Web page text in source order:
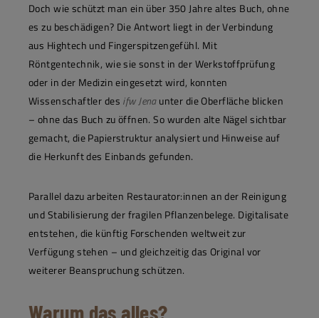
Doch wie schützt man ein über 350 Jahre altes Buch, ohne
es zu beschädigen? Die Antwort liegt in der Verbindung
aus Hightech und Fingerspitzengefühl. Mit
Röntgentechnik, wie sie sonst in der Werkstoffprüfung
oder in der Medizin eingesetzt wird, konnten
Wissenschaftler des ifw Jenaunter die Oberfläche blicken
– ohne das Buch zu öffnen. So wurden alte Nägel sichtbar
gemacht, die Papierstruktur analysiert und Hinweise auf
die Herkunft des Einbands gefunden.
Parallel dazu arbeiten Restaurator:innen an der Reinigung
und Stabilisierung der fragilen Pflanzenbelege. Digitalisate
entstehen, die künftig Forschenden weltweit zur
Verfügung stehen – und gleichzeitig das Original vor
weiterer Beanspruchung schützen.
Warum das alles?